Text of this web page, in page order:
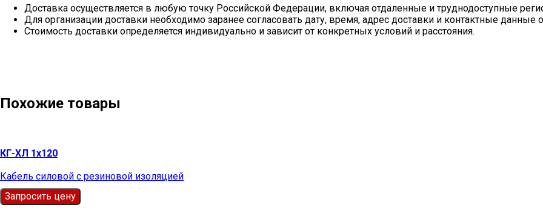
Доставка осуществляется в любую точку Российской Федерации, включая отдаленные и труднодоступные
Для организации доставки необходимо заранее согласовать дату, время, адрес доставки и контактные данные
Стоимость доставки определяется индивидуально и зависит от конкретных условий и расстояния.
Похожие товары
КГ-ХЛ 1х120
Кабель силовой с резиновой изоляцией
Запросить цену